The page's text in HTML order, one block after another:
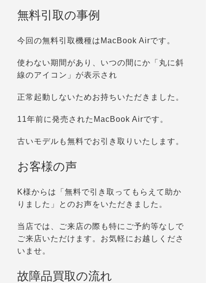
無料引取の事例
今回の無料引取機種はMacBook Airです。
使わない期間があり、いつの間にか「丸に斜
線のアイコン」が表示され
正常起動しないためお持ちいただきました。
11年前に発売されたMacBook Airです。
古いモデルも無料でお引き取りいたします。
お客様の声
K様からは「無料で引き取ってもらえて助か
りました」とのお声をいただきました。
当店では、ご来店の際も特にご予約等なしで
ご来店いただけます。お気軽にお越しくださ
いませ。
故障品買取の流れ